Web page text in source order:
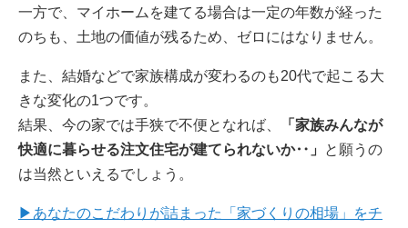
一方で、マイホームを建てる場合は一定の年数が経った
のちも、土地の価値が残るため、ゼロにはなりません。
また、結婚などで家族構成が変わるのも20代で起こる大
きな変化の1つです。
結果、今の家では手狭で不便となれば、
「家族みんなが
快適に暮らせる注文住宅が建てられないか‥」
と願うの
は当然といえるでしょう。
▶あなたのこだわりが詰まった「家づくりの相場」をチ